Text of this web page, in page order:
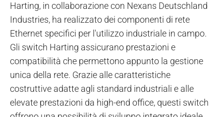
Harting, in collaborazione con Nexans Deutschland
Industries, ha realizzato dei componenti di rete
Ethernet specifici per l'utilizzo industriale in campo.
Gli switch Harting assicurano prestazioni e
compatibilità che permettono appunto la gestione
unica della rete. Grazie alle caratteristiche
costruttive adatte agli standard industriali e alle
elevate prestazioni da high-end office, questi switch